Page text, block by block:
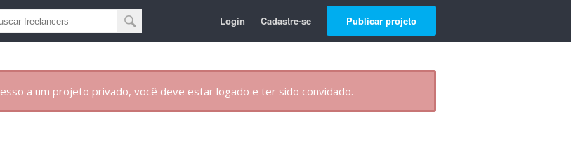
Login Cadastre-se Publicar projeto
a um projeto privado, você deve estar logado e ter sido convidado.